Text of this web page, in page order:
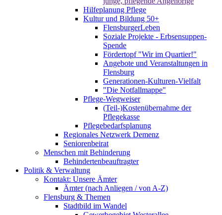
Hilfeplanung Pflege
Kultur und Bildung 50+
FlensburgerLeben
Soziale Projekte - Erbsensuppen-
Spende
Fördertopf "Wir im Quartier!"
Angebote und Veranstaltungen in
Flensburg
Generationen-Kulturen-Vielfalt
"Die Notfallmappe"
Pflege-Wegweiser
(Teil-)Kostenübernahme der
Pflegekasse
Pflegebedarfsplanung
Regionales Netzwerk Demenz
Seniorenbeirat
Menschen mit Behinderung
Behindertenbeauftragter
Politik & Verwaltung
Kontakt: Unsere Ämter
Ämter (nach Anliegen / von A-Z)
Flensburg & Themen
Stadtbild im Wandel